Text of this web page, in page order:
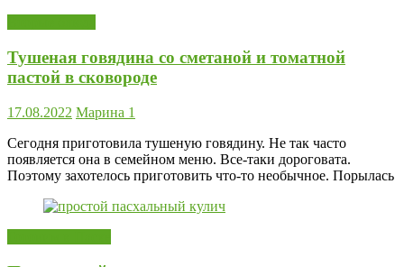
Тушеная говядина со сметаной и томатной
пастой в сковороде
17.08.2022 Марина 1
Сегодня приготовила тушеную говядину. Не так часто
появляется она в семейном меню. Все-таки дороговата.
Поэтому захотелось приготовить что-то необычное. Порылась